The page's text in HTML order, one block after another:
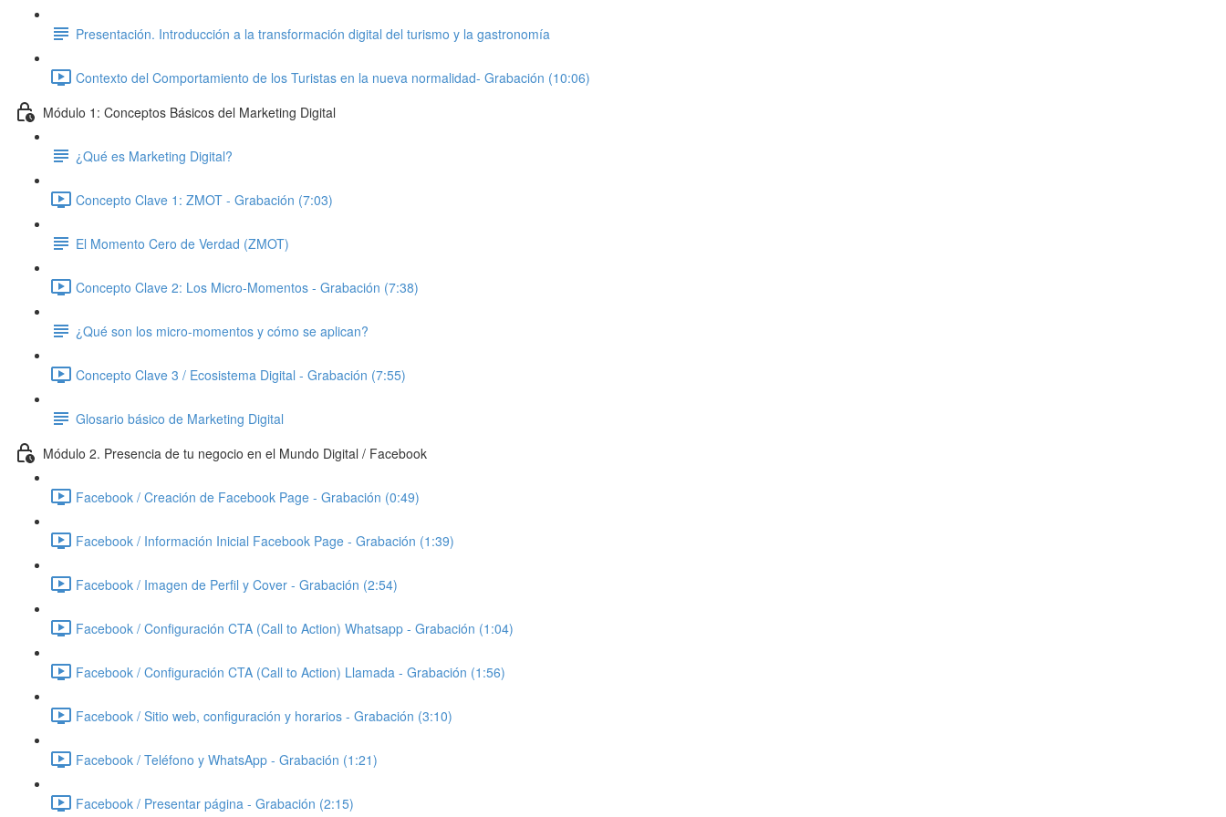
Presentación. Introducción a la transformación digital del turismo y la gastronomía
Contexto del Comportamiento de los Turistas en la nueva normalidad- Grabación (10:06)
Módulo 1: Conceptos Básicos del Marketing Digital
¿Qué es Marketing Digital?
Concepto Clave 1: ZMOT - Grabación (7:03)
El Momento Cero de Verdad (ZMOT)
Concepto Clave 2: Los Micro-Momentos - Grabación (7:38)
¿Qué son los micro-momentos y cómo se aplican?
Concepto Clave 3 / Ecosistema Digital - Grabación (7:55)
Glosario básico de Marketing Digital
Módulo 2. Presencia de tu negocio en el Mundo Digital / Facebook
Facebook / Creación de Facebook Page - Grabación (0:49)
Facebook / Información Inicial Facebook Page - Grabación (1:39)
Facebook / Imagen de Perfil y Cover - Grabación (2:54)
Facebook / Configuración CTA (Call to Action) Whatsapp - Grabación (1:04)
Facebook / Configuración CTA (Call to Action) Llamada - Grabación (1:56)
Facebook / Sitio web, configuración y horarios - Grabación (3:10)
Facebook / Teléfono y WhatsApp - Grabación (1:21)
Facebook / Presentar página - Grabación (2:15)